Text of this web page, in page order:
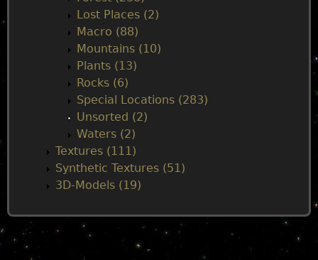
Lost Places (2)
Macro (88)
Mountains (10)
Plants (13)
Rocks (6)
Special Locations (283)
Unsorted (2)
Waters (2)
Textures (111)
Synthetic Textures (51)
3D-Models (19)